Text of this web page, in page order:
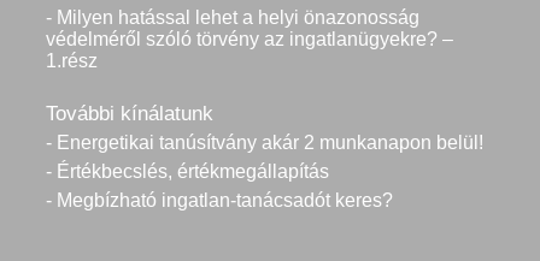
- Milyen hatással lehet a helyi önazonosság
védelméről szóló törvény az ingatlanügyekre? –
1.rész
További kínálatunk
- Energetikai tanúsítvány akár 2 munkanapon belül!
- Értékbecslés, értékmegállapítás
- Megbízható ingatlan-tanácsadót keres?